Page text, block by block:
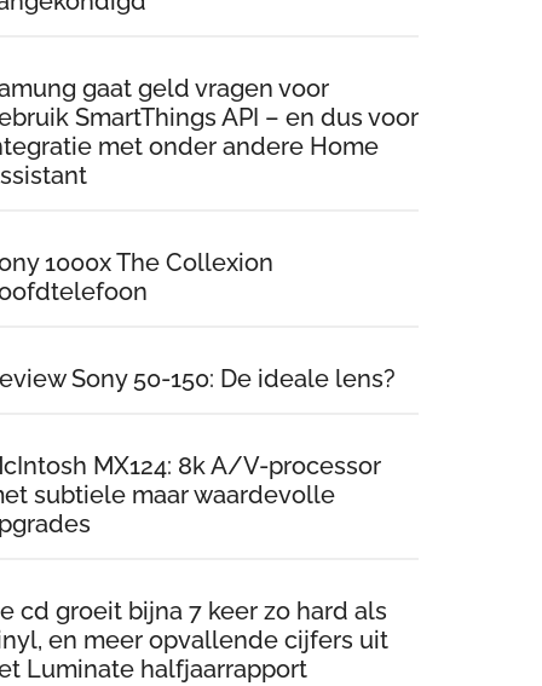
gaat geld vragen voor
SmartThings API – en dus voor
met onder andere Home
1000x The Collexion
Sony 50-150: De ideale lens?
MX124: 8k A/V-processor
subtiele maar waardevolle
cd groeit bijna 7 keer zo hard als
en meer opvallende cijfers uit
Luminate halfjaarrapport